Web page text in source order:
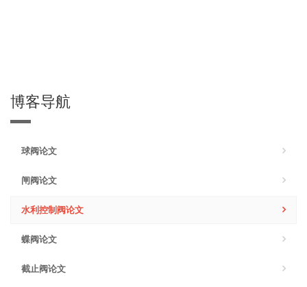
博客导航
球阀论文
闸阀论文
水利控制阀论文
蝶阀论文
截止阀论文